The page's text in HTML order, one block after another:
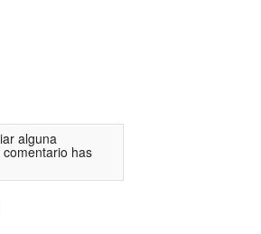
alguna
has